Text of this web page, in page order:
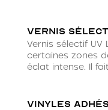
Vernis
Vernis sélectif UV
certaines zones
éclat intense. Il
Vinyles